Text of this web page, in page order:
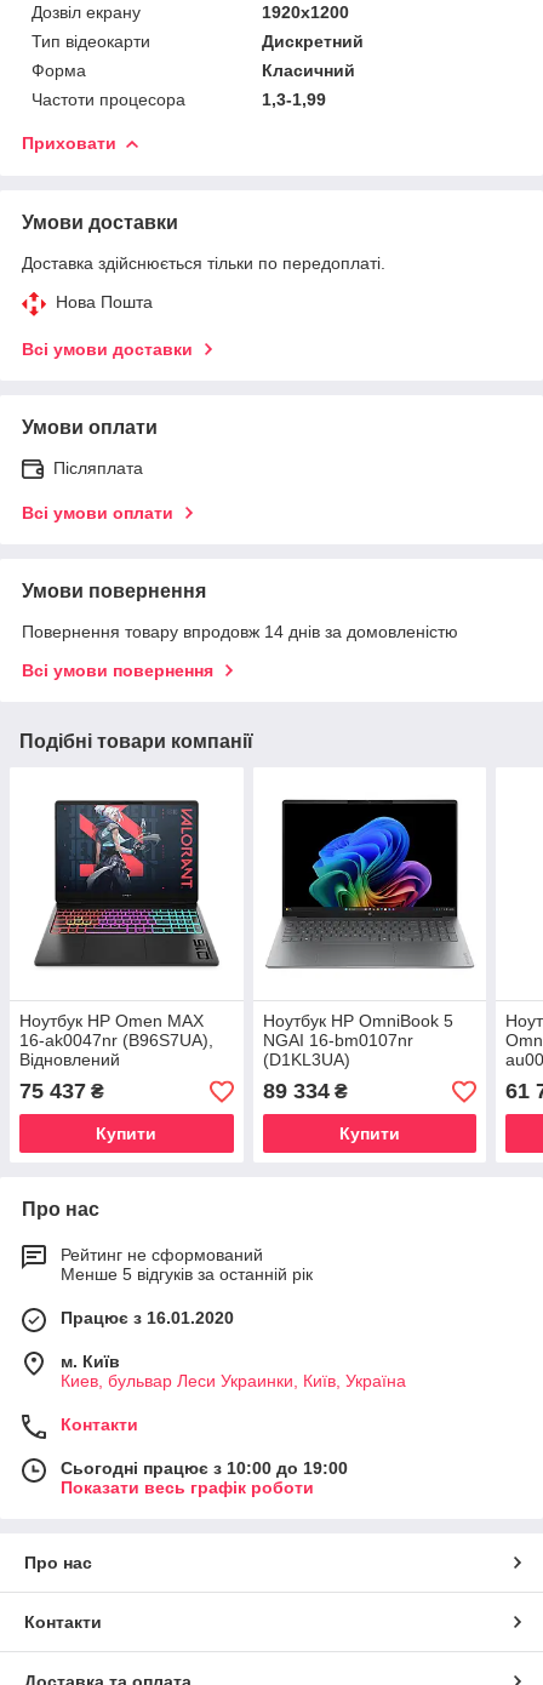
Дозвіл екрану
1920x1200
Тип відеокарти
Дискретний
Форма
Класичний
Частоти процесора
1,3-1,99
Приховати
Умови доставки
Доставка здійснюється тільки по передоплаті.
Нова Пошта
Всі умови доставки
Умови оплати
Післяплата
Всі умови оплати
Умови повернення
Повернення товару впродовж 14 днів за домовленістю
Всі умови повернення
Подібні товари компанії
Ноутбук HP Omen MAX
16-ak0047nr (B96S7UA),
Відновлений
75 437 ₴
Купити
Ноутбук HP OmniBook 5
NGAI 16-bm0107nr
(D1KL3UA)
89 334₴
Купити
61
Про нас
Рейтинг не сформований
Менше 5 відгуків за останній рік
Працює з 16.01.2020
м. Київ
Киев, бульвар Леси Украинки, Київ, Україна
Контакти
Сьогодні працює з 10:00 до 19:00
Показати весь графік роботи
Про нас
Контакти